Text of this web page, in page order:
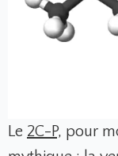
Le 2C-P, pour